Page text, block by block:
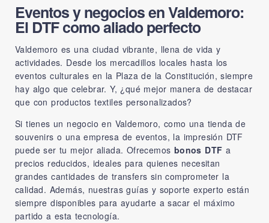
Eventos y negocios en Valdemoro:
El DTF como aliado perfecto
Valdemoro es una ciudad vibrante, llena de vida y
actividades. Desde los mercadillos locales hasta los
eventos culturales en la Plaza de la Constitución, siempre
hay algo que celebrar. Y, ¿qué mejor manera de destacar
que con productos textiles personalizados?
Si tienes un negocio en Valdemoro, como una tienda de
souvenirs o una empresa de eventos, la impresión DTF
puede ser tu mejor aliada. Ofrecemos bonos DTF a
precios reducidos, ideales para quienes necesitan
grandes cantidades de transfers sin comprometer la
calidad. Además, nuestras guías y soporte experto están
siempre disponibles para ayudarte a sacar el máximo
partido a esta tecnología.